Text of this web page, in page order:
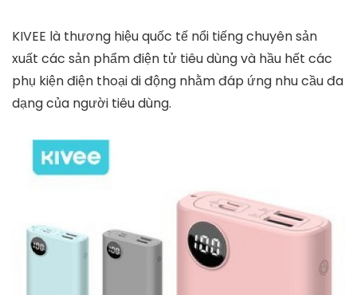
KIVEE là thương hiệu quốc tế nổi tiếng chuyên sản
xuất các sản phẩm điện tử tiêu dùng và hầu hết các
phụ kiện điện thoại di động nhằm đáp ứng nhu cầu đa
dạng của người tiêu dùng.